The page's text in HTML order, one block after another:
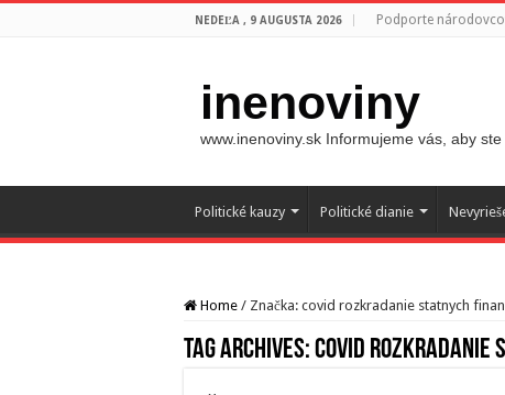
NEDEĽA , 9 AUGUSTA 2026 Podporte
inenoviny
www.inenoviny.sk Informujeme vás, aby
Politické kauzy Politické dianie
Home / Značka: covid rozkradanie statnych
Tag Archives:covid rozkradanie